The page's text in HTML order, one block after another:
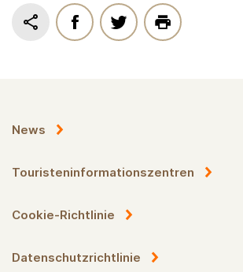
News
Touristeninformationszentren
Cookie-Richtlinie
Datenschutzrichtlinie